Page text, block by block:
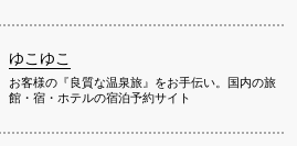
ゆこゆこ
お客様の『良質な温泉旅』をお手伝い。国内の旅
館・宿・ホテルの宿泊予約サイト